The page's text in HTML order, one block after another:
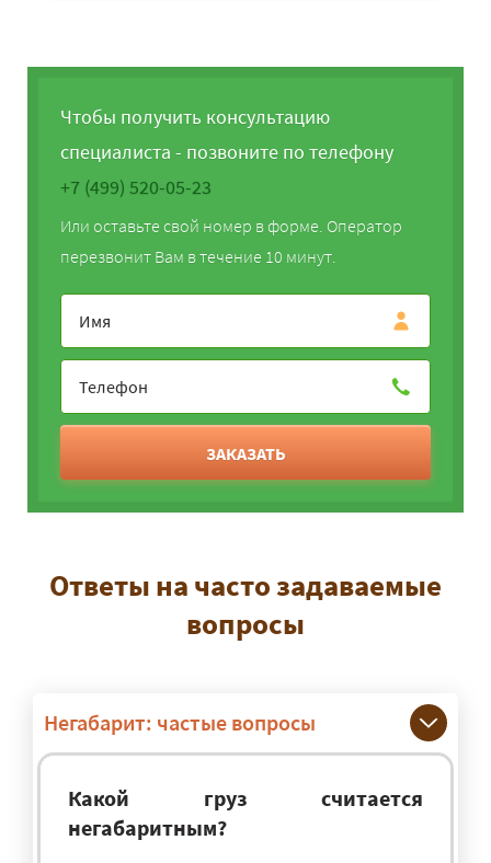
Чтобы получить консультацию
специалиста - позвоните по телефону
+7 (499) 520-05-23
Или оставьте свой номер в форме. Оператор
перезвонит Вам в течение 10 минут.
ЗАКАЗАТЬ
Ответы на часто задаваемые
вопросы
Негабарит: частые вопросы
Какой груз считается
негабаритным?